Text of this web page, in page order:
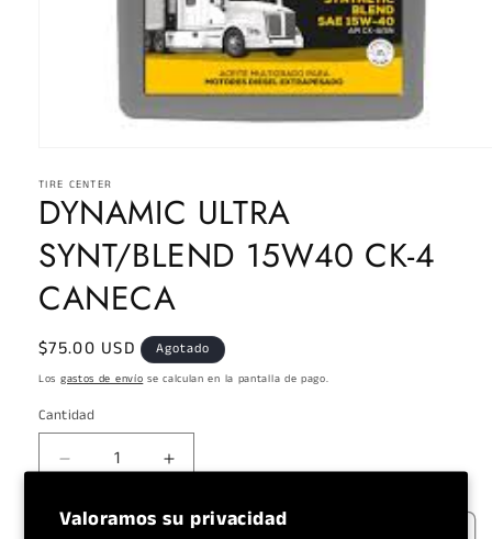
Valoramos su privacidad
multimedia
1
en
ventana
modal
TIRE CENTER
DYNAMIC ULTRA
SYNT/BLEND 15W40 CK-4
CANECA
Precio
habitual
$75.00 USD Agotado
Los gastos de envío se calculan en la pantalla de pago.
Cantidad
Reducir
para
Aumentar
para